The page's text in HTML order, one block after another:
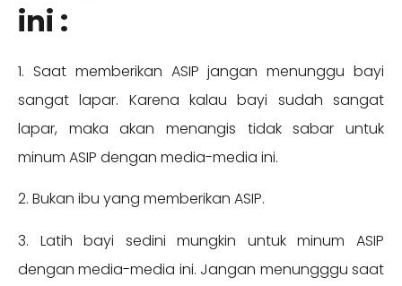
ini :
1. Saat memberikan ASIP jangan menunggu bayi
sangat lapar. Karena kalau bayi sudah sangat
lapar, maka akan menangis tidak sabar untuk
minum ASIP dengan media-media ini.
2. Bukan ibu yang memberikan ASIP.
3. Latih bayi sedini mungkin untuk minum ASIP
dengan media-media ini. Jangan menungggu saat